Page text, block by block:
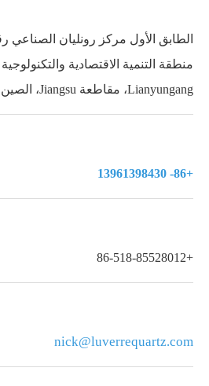
Lianyungang، مقاطعة Jiangsu، الصين 222062
+86- 13961398430
+86-518-85528012
nick@luverrequartz.com